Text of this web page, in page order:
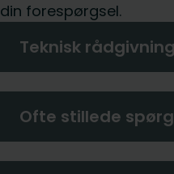
din forespørgsel.
Teknisk rådgivning
Ofte stillede